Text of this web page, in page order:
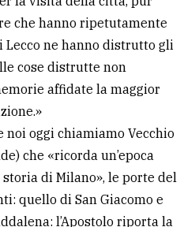
che hanno ripetutamente
ne hanno distrutto gli
cose distrutte non
affidate la maggior
noi oggi chiamiamo Vecchio
che «ricorda un’epoca
di Milano», le porte del
quello di San Giacomo e
l’Apostolo riporta la